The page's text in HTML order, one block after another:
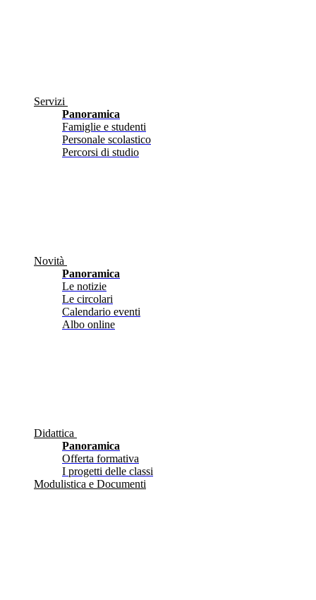
Servizi
Panoramica
Famiglie e studenti
Personale scolastico
Percorsi di studio
Novità
Panoramica
Le notizie
Le circolari
Calendario eventi
Albo online
Didattica
Panoramica
Offerta formativa
I progetti delle classi
Modulistica e Documenti